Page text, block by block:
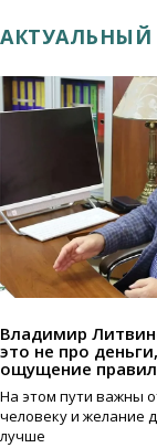
АКТУАЛЬНЫЙ
Владимир
это не про
ощущение
На этом пути важны
человеку и желание
лучше